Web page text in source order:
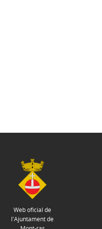
Web oficial de
l'Ajuntament de